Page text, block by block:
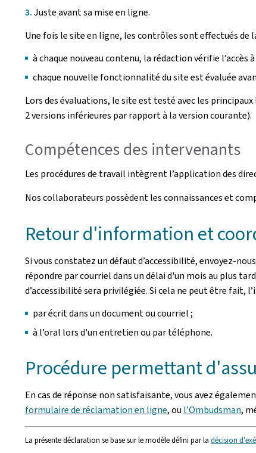
Juste avant sa mise en ligne.
Une fois le site en ligne, les contrôles sont effectués de
à chaque nouveau contenu, la rédaction vérifie l’accès
chaque nouvelle fonctionnalité du site est évaluée
Lors des évaluations, le site est testé avec les
2 versions inférieures par rapport à la version courante).
Compétences des intervenants
Les procédures de travail intègrent l’application des
Nos collaborateurs possèdent les connaissances et
Retour d'information et
Si vous constatez un défaut d’accessibilité, envoyez-
répondre par courriel dans un délai d'un mois au plus
d’accessibilité sera privilégiée. Si cela ne peut être fait,
par écrit dans un document ou courriel ;
à l’oral lors d'un entretien ou par téléphone.
Procédure permettant
En cas de réponse non satisfaisante, vous avez
formulaire de réclamation en ligne, ou l’Ombudsman,
La présente déclaration se base sur le modèle défini par la décision